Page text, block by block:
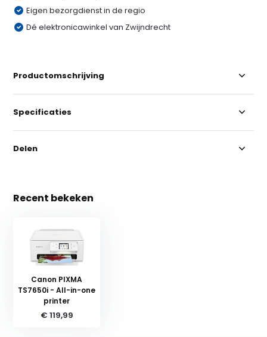
Eigen bezorgdienst in de regio
Dé elektronicawinkel van Zwijndrecht
Productomschrijving
Specificaties
Delen
Recent bekeken
Canon PIXMA
TS7650i - All-in-one
printer
€ 119,99